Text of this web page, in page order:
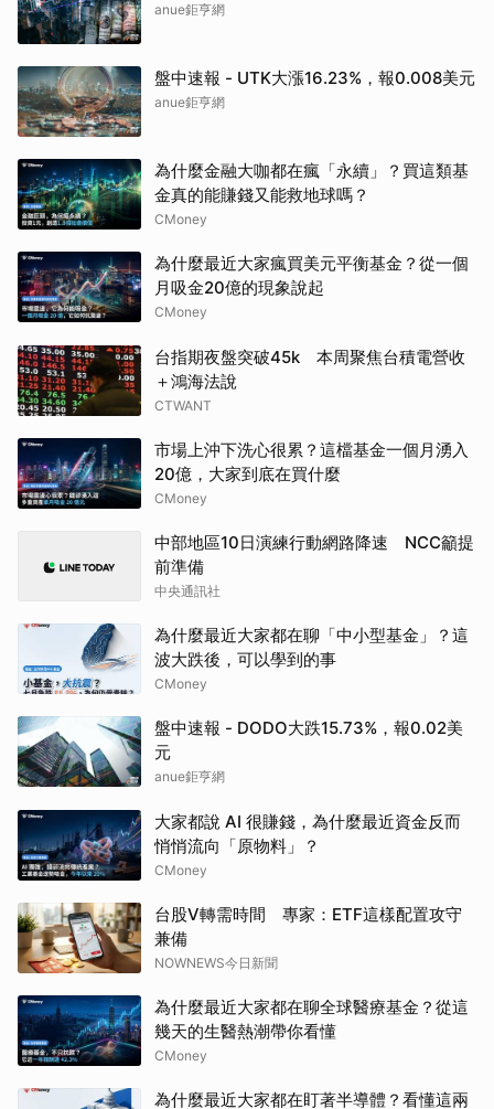
anue鉅亨網
盤中速報 - UTK大漲16.23%，報0.008美元
anue鉅亨網
為什麼金融大咖都在瘋「永續」？買這類基
金真的能賺錢又能救地球嗎？
CMoney
為什麼最近大家瘋買美元平衡基金？從一個
月吸金20億的現象說起
CMoney
台指期夜盤突破45k 本周聚焦台積電營收
＋鴻海法說
CTWANT
市場上沖下洗心很累？這檔基金一個月湧入
20億，大家到底在買什麼
CMoney
中部地區10日演練行動網路降速 NCC籲提
前準備
中央通訊社
為什麼最近大家都在聊「中小型基金」？這
波大跌後，可以學到的事
CMoney
盤中速報 - DODO大跌15.73%，報0.02美
元
anue鉅亨網
大家都說 AI 很賺錢，為什麼最近資金反而
悄悄流向「原物料」？
CMoney
台股V轉需時間 專家：ETF這樣配置攻守
兼備
NOWNEWS今日新聞
為什麼最近大家都在聊全球醫療基金？從這
幾天的生醫熱潮帶你看懂
CMoney
為什麼最近大家都在盯著半導體？看懂這兩